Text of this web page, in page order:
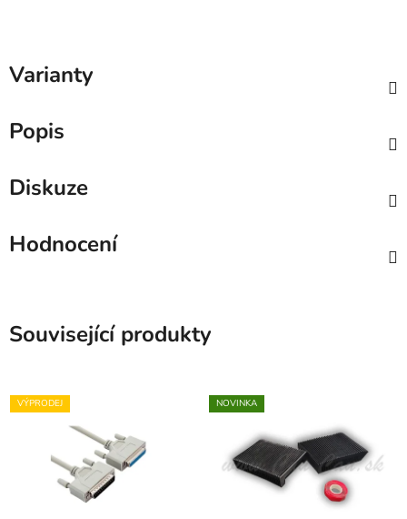
Varianty
Popis
Diskuze
Hodnocení
Související produkty
VÝPRODEJ NOVINKA